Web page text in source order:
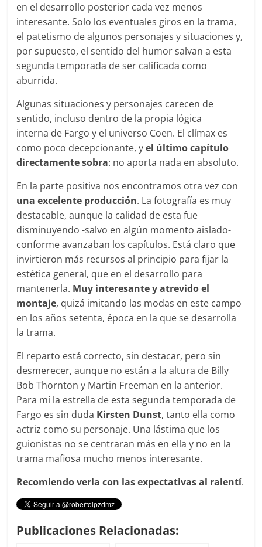
en el desarrollo posterior cada vez menos
interesante. Solo los eventuales giros en la trama,
el patetismo de algunos personajes y situaciones y,
por supuesto, el sentido del humor salvan a esta
segunda temporada de ser calificada como
aburrida.
Algunas situaciones y personajes carecen de
sentido, incluso dentro de la propia lógica
interna de Fargo y el universo Coen. El clímax es
como poco decepcionante, yel último capítulo
directamente sobra: no aporta nada en absoluto.
En la parte positiva nos encontramos otra vez con
una excelente producción. La fotografía es muy
destacable, aunque la calidad de esta fue
disminuyendo -salvo en algún momento aislado-
conforme avanzaban los capítulos. Está claro que
invirtieron más recursos al principio para fijar la
estética general, que en el desarrollo para
mantenerla. Muy interesante y atrevido el
montaje, quizá imitando las modas en este campo
en los años setenta, época en la que se desarrolla
la trama.
El reparto está correcto, sin destacar, pero sin
desmerecer, aunque no están a la altura de Billy
Bob Thornton y Martin Freeman en la anterior.
Para mí la estrella de esta segunda temporada de
Fargo es sin duda Kirsten Dunst, tanto ella como
actriz como su personaje. Una lástima que los
guionistas no se centraran más en ella y no en la
trama mafiosa mucho menos interesante.
Recomiendo verla con las expectativas al ralentí.
Publicaciones Relacionadas: